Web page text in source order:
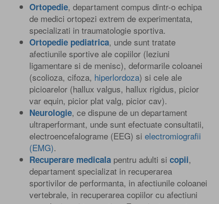
Ortopedie, departament compus dintr-o echipa
de medici ortopezi extrem de experimentata,
specializati in traumatologie sportiva.
Ortopedie pediatrica, unde sunt tratate
afectiunile sportive ale copiilor (leziuni
ligamentare si de menisc), deformarile coloanei
(scolioza, cifoza, hiperlordoza) si cele ale
picioarelor (hallux valgus, hallux rigidus, picior
var equin, picior plat valg, picior cav).
Neurologie, ce dispune de un departament
ultraperformant, unde sunt efectuate consultatii,
electroencefalograme (EEG) si electromiografii
(EMG).
Recuperare medicala pentru adulti si copii,
departament specializat in recuperarea
sportivilor de performanta, in afectiunile coloanei
vertebrale, in recuperarea copiilor cu afectiuni